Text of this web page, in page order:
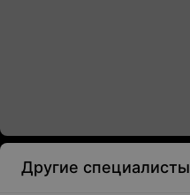
Другие специалисты